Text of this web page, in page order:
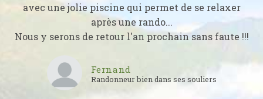
avec une jolie piscine qui permet de se relaxer
après une rando...
Nous y serons de retour l'an prochain sans faute !!!
Fernand
Randonneur bien dans ses souliers